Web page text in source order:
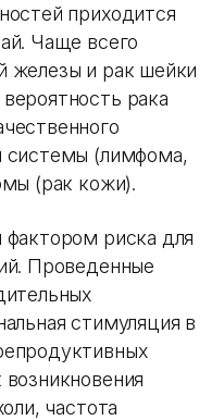
приходится
Чаще всего
железы и рак шейки
рака
системы (лимфома,
(рак кожи).
фактором риска для
Проведенные
стимуляция в
частота